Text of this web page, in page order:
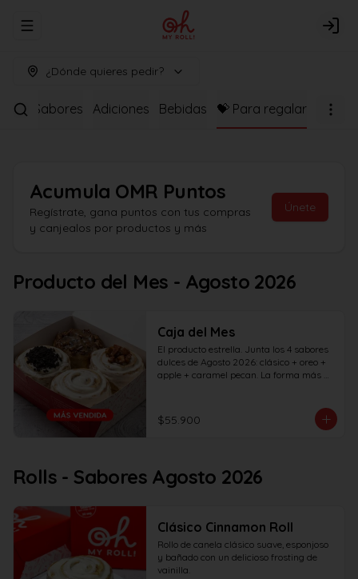
Abrir menu de navegación Login
¿Dónde quieres pedir?
de Sabores Adiciones Bebidas 💝 Para regalar
Acumula OMR Puntos
Regístrate, gana puntos con tus compras
y canjealos por productos y más
Únete
Producto del Mes - Agosto 2026
Caja del Mes
El producto estrella. Junta los 4 sabores
dulces de Agosto 2026: clásico + oreo +
apple + caramel pecan. La forma más
vayan!
$55.900
Rolls - Sabores Agosto 2026
Clásico Cinnamon Roll
Rollo de canela clásico suave, esponjoso
y bañado con un delicioso frosting de
vainilla.